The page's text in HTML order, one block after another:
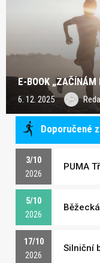
E-BOOK
6. 12. 2025
Doporučené
3/10
2026
PUMA
5/10
2026
17/10
2026
Silniční